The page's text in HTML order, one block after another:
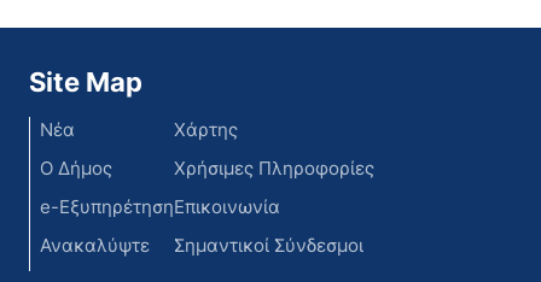
Site Map
Νέα
Ο Δήμος
e-Εξυπηρέτηση
Ανακαλύψτε
Χάρτης
Χρήσιμες Πληροφορίες
Επικοινωνία
Σημαντικοί Σύνδεσμοι